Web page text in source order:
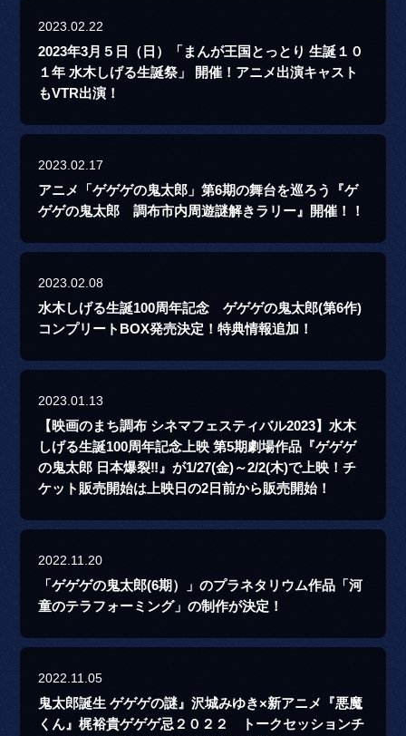
2023.02.22
2023年3月５日（日）「まんが王国とっとり 生誕１０
１年 水木しげる生誕祭」 開催！アニメ出演キャスト
もVTR出演！
2023.02.17
アニメ「ゲゲゲの鬼太郎」第6期の舞台を巡ろう『ゲ
ゲゲの鬼太郎 調布市内周遊謎解きラリー』開催！！
2023.02.08
水木しげる生誕100周年記念 ゲゲゲの鬼太郎(第6作)
コンプリートBOX発売決定！特典情報追加！
2023.01.13
【映画のまち調布 シネマフェスティバル2023】水木
しげる生誕100周年記念上映 第5期劇場作品『ゲゲゲ
の鬼太郎 日本爆裂‼』が1/27(金)～2/2(木)で上映！チ
ケット販売開始は上映日の2日前から販売開始！
2022.11.20
「ゲゲゲの鬼太郎(6期）」のプラネタリウム作品「河
童のテラフォーミング」の制作が決定！
2022.11.05
鬼太郎誕生 ゲゲゲの謎』沢城みゆき×新アニメ『悪魔
くん』梶裕貴ゲゲゲ忌２０２２ トークセッションチ